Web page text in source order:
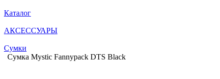
Каталог
АКСЕССУАРЫ
Сумки
Сумка Mystic Fannypack DTS Black